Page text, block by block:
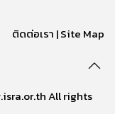
ติดต่อเรา |Site Map
All rights